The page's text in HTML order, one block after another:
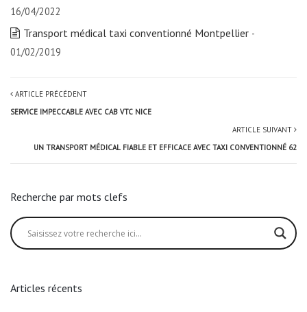
16/04/2022
Transport médical taxi conventionné Montpellier -
01/02/2019
ARTICLE PRÉCÉDENT
SERVICE IMPECCABLE AVEC CAB VTC NICE
ARTICLE SUIVANT
UN TRANSPORT MÉDICAL FIABLE ET EFFICACE AVEC TAXI CONVENTIONNÉ 62
Recherche par mots clefs
Articles récents